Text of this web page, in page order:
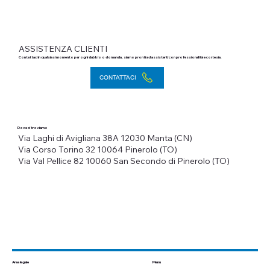
Contattaci in qualsiasi momento per ogni dubbio o domanda, siamo pronti ad assisterti con professionalità e cortesia.
CONTATTACI
ASSISTENZA CLIENTI
Dove ci troviamo
Via Laghi di Avigliana 38A 12030 Manta (CN)
Via Val Pellice 82 10060 San Secondo di Pinerolo (TO)
Via Corso Torino 32 10064 Pinerolo (TO)
Area legale Menu